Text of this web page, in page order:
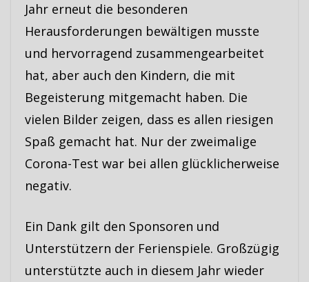
Jahr erneut die besonderen
Herausforderungen bewältigen musste
und hervorragend zusammengearbeitet
hat, aber auch den Kindern, die mit
Begeisterung mitgemacht haben. Die
vielen Bilder zeigen, dass es allen riesigen
Spaß gemacht hat. Nur der zweimalige
Corona-Test war bei allen glücklicherweise
negativ.
Ein Dank gilt den Sponsoren und
Unterstützern der Ferienspiele. Großzügig
unterstützte auch in diesem Jahr wieder